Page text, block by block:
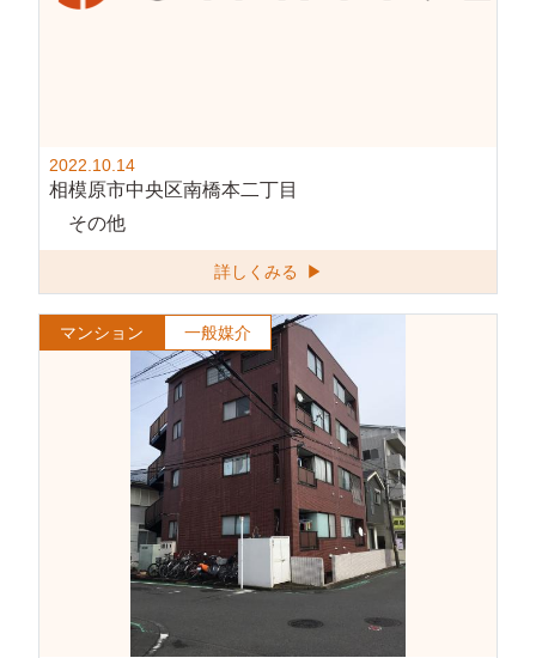
2022.10.14
相模原市中央区南橋本二丁目
その他
詳しくみる ▶
マンション 一般媒介